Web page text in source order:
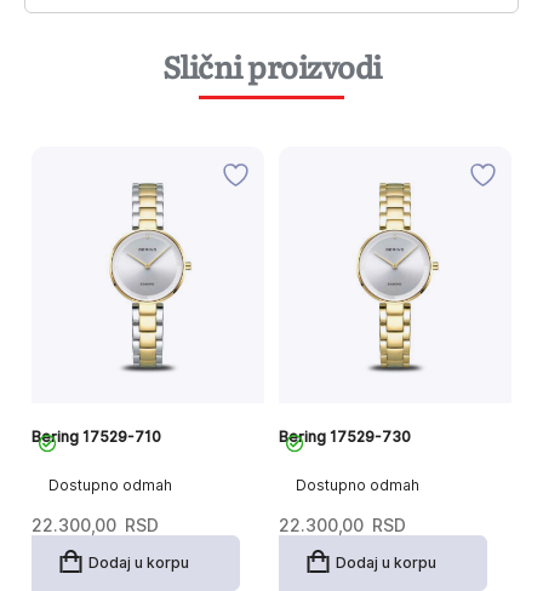
Slični proizvodi
Dostupno odmah
Bering 17529-710
22.300,00 RSD
Dodaj u korpu
Dostupno odmah
Bering 17529-730
22.300,00 RSD
Dodaj u korpu